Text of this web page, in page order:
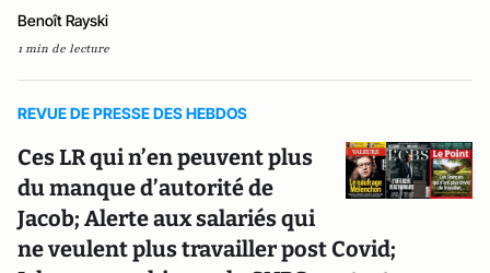
Benoît Rayski
1 min de lecture
REVUE DE PRESSE DES HEBDOS
Ces LR qui n’en peuvent plus
du manque d’autorité de
Jacob; Alerte aux salariés qui
ne veulent plus travailler post Covid;